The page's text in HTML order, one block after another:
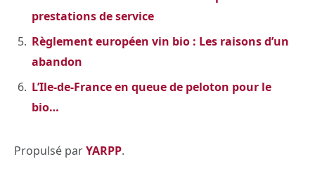
prestations de service
Règlement européen vin bio : Les raisons d’un
abandon
L’Ile-de-France en queue de peloton pour le
bio…
Propulsé parYARPP.